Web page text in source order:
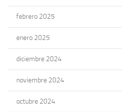
febrero 2025
enero 2025
diciembre 2024
noviembre 2024
octubre 2024